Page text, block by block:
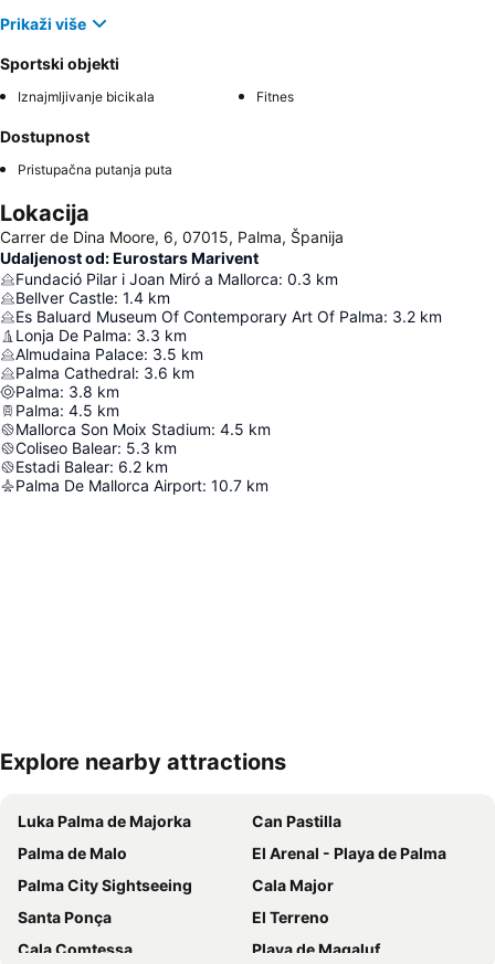
Prikaži više
Sportski objekti
Iznajmljivanje bicikala Fitnes
Dostupnost
Pristupačna putanja puta
Lokacija
Carrer de Dina Moore, 6, 07015, Palma, Španija
Udaljenost od: Eurostars Marivent
Fundació Pilar i Joan Miró a Mallorca: 0.3 km
Bellver Castle: 1.4 km
Es Baluard Museum Of Contemporary Art Of Palma: 3.2 km
Lonja De Palma: 3.3 km
Almudaina Palace: 3.5 km
Palma Cathedral: 3.6 km
Palma: 3.8 km
Palma: 4.5 km
Mallorca Son Moix Stadium: 4.5 km
Coliseo Balear: 5.3 km
Estadi Balear: 6.2 km
Palma De Mallorca Airport: 10.7 km
Explore nearby attractions
Luka Palma de Majorka
Can Pastilla
Palma de Malo
El Arenal - Playa de Palma
Palma City Sightseeing
Cala Major
Santa Ponça
El Terreno
Cala Comtessa
Playa de Magaluf